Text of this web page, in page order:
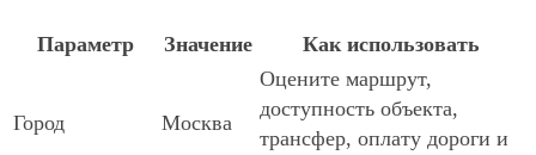
Параметр Значение Как использовать
Город Москва
Оцените маршрут,
доступность объекта,
трансфер, оплату дороги и